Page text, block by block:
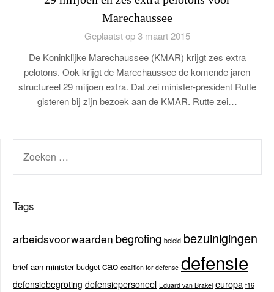
Marechaussee
Geplaatst op 3 maart 2015
De Koninklijke Marechaussee (KMAR) krijgt zes extra
pelotons. Ook krijgt de Marechaussee de komende jaren
structureel 29 miljoen extra. Dat zei minister-president Rutte
gisteren bij zijn bezoek aan de KMAR. Rutte zei…
NAAR:
Tags
arbeidsvoorwaarden begroting beleid bezuinigingen
brief aan minister budget cao coalition for defense defensie
defensiebegroting defensiepersoneel Eduard van Brakel europa f16